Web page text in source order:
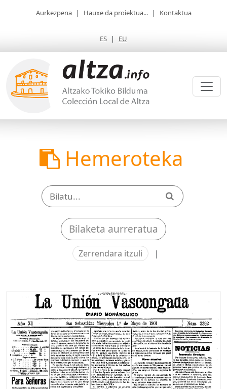
Aurkezpena | Hauxe da proiektua... | Kontaktua
ES | EU
Hemeroteka
Bilaketa aurreratua
Zerrendara itzuli |